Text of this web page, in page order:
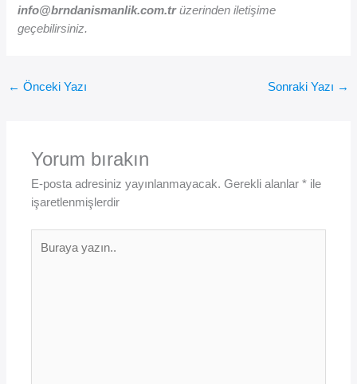
info@brndanismanlik.com.trüzerinden iletişime
geçebilirsiniz.
← Önceki Yazı Sonraki Yazı →
Yorum bırakın
E-posta adresiniz yayınlanmayacak. Gerekli alanlar* ile
işaretlenmişlerdir
yazın..